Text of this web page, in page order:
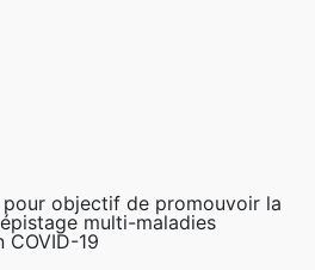
pour objectif de promouvoir la
multi-maladies
19